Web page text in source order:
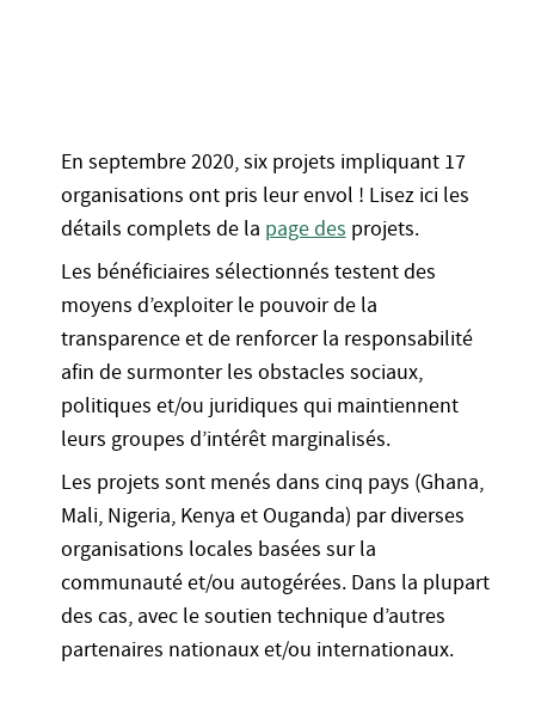
En septembre 2020, six projets impliquant 17
organisations ont pris leur envol ! Lisez ici les
détails complets de la page des projets.
Les bénéficiaires sélectionnés testent des
moyens d’exploiter le pouvoir de la
transparence et de renforcer la responsabilité
afin de surmonter les obstacles sociaux,
politiques et/ou juridiques qui maintiennent
leurs groupes d’intérêt marginalisés.
Les projets sont menés dans cinq pays (Ghana,
Mali, Nigeria, Kenya et Ouganda) par diverses
organisations locales basées sur la
communauté et/ou autogérées. Dans la plupart
des cas, avec le soutien technique d’autres
partenaires nationaux et/ou internationaux.